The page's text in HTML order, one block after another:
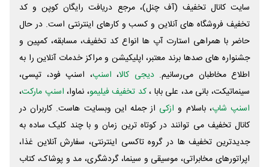
سایت کانال تخفیف (آف چنل)، مرجع دریافت رایگان کوپن و کد
تخفیف فروشگاه های آنلاین و کسب و‌ کارهای اینترنتی است. در حال
حاضر با همراهی استارت آپ ها انواع کد تخفیف، مسابقه، کمپین و
جشنواره های صدها برند معتبر، اپلیکیشن و مراکز خدمات آنلاین را به
اطلاع مخاطبان می‌رسانیم. دیجی کالا، اسنپ، اسنپ فود، تپسی،
سینماتیکت، بانی مد، علی‌ بابا ،کد تخفیف فیلیمو، نماوا، اسنپ مارکت،
اسنپ شاپ، باسلام و ازکی از جمله این وبسایت ‌هاست. کاربران در
کانال تخفیف می توانند در کوتاه ترین زمان و با چند کلیک ساده به
جدیدترین تخفیف ها در گروه تاکسی اینترنتی، سفارش آنلاین غذا،
اپراتورهای مخابراتی، موسیقی و سینما، گردشگری، مد و پوشاک، کتاب